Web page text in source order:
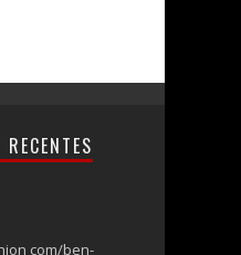
RECENTES
com/ben-